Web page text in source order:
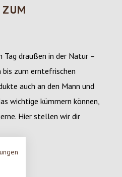
Tag draußen in der Natur –
bis zum erntefrischen
auch an den Mann und
wichtige kümmern können,
Hier stellen wir dir